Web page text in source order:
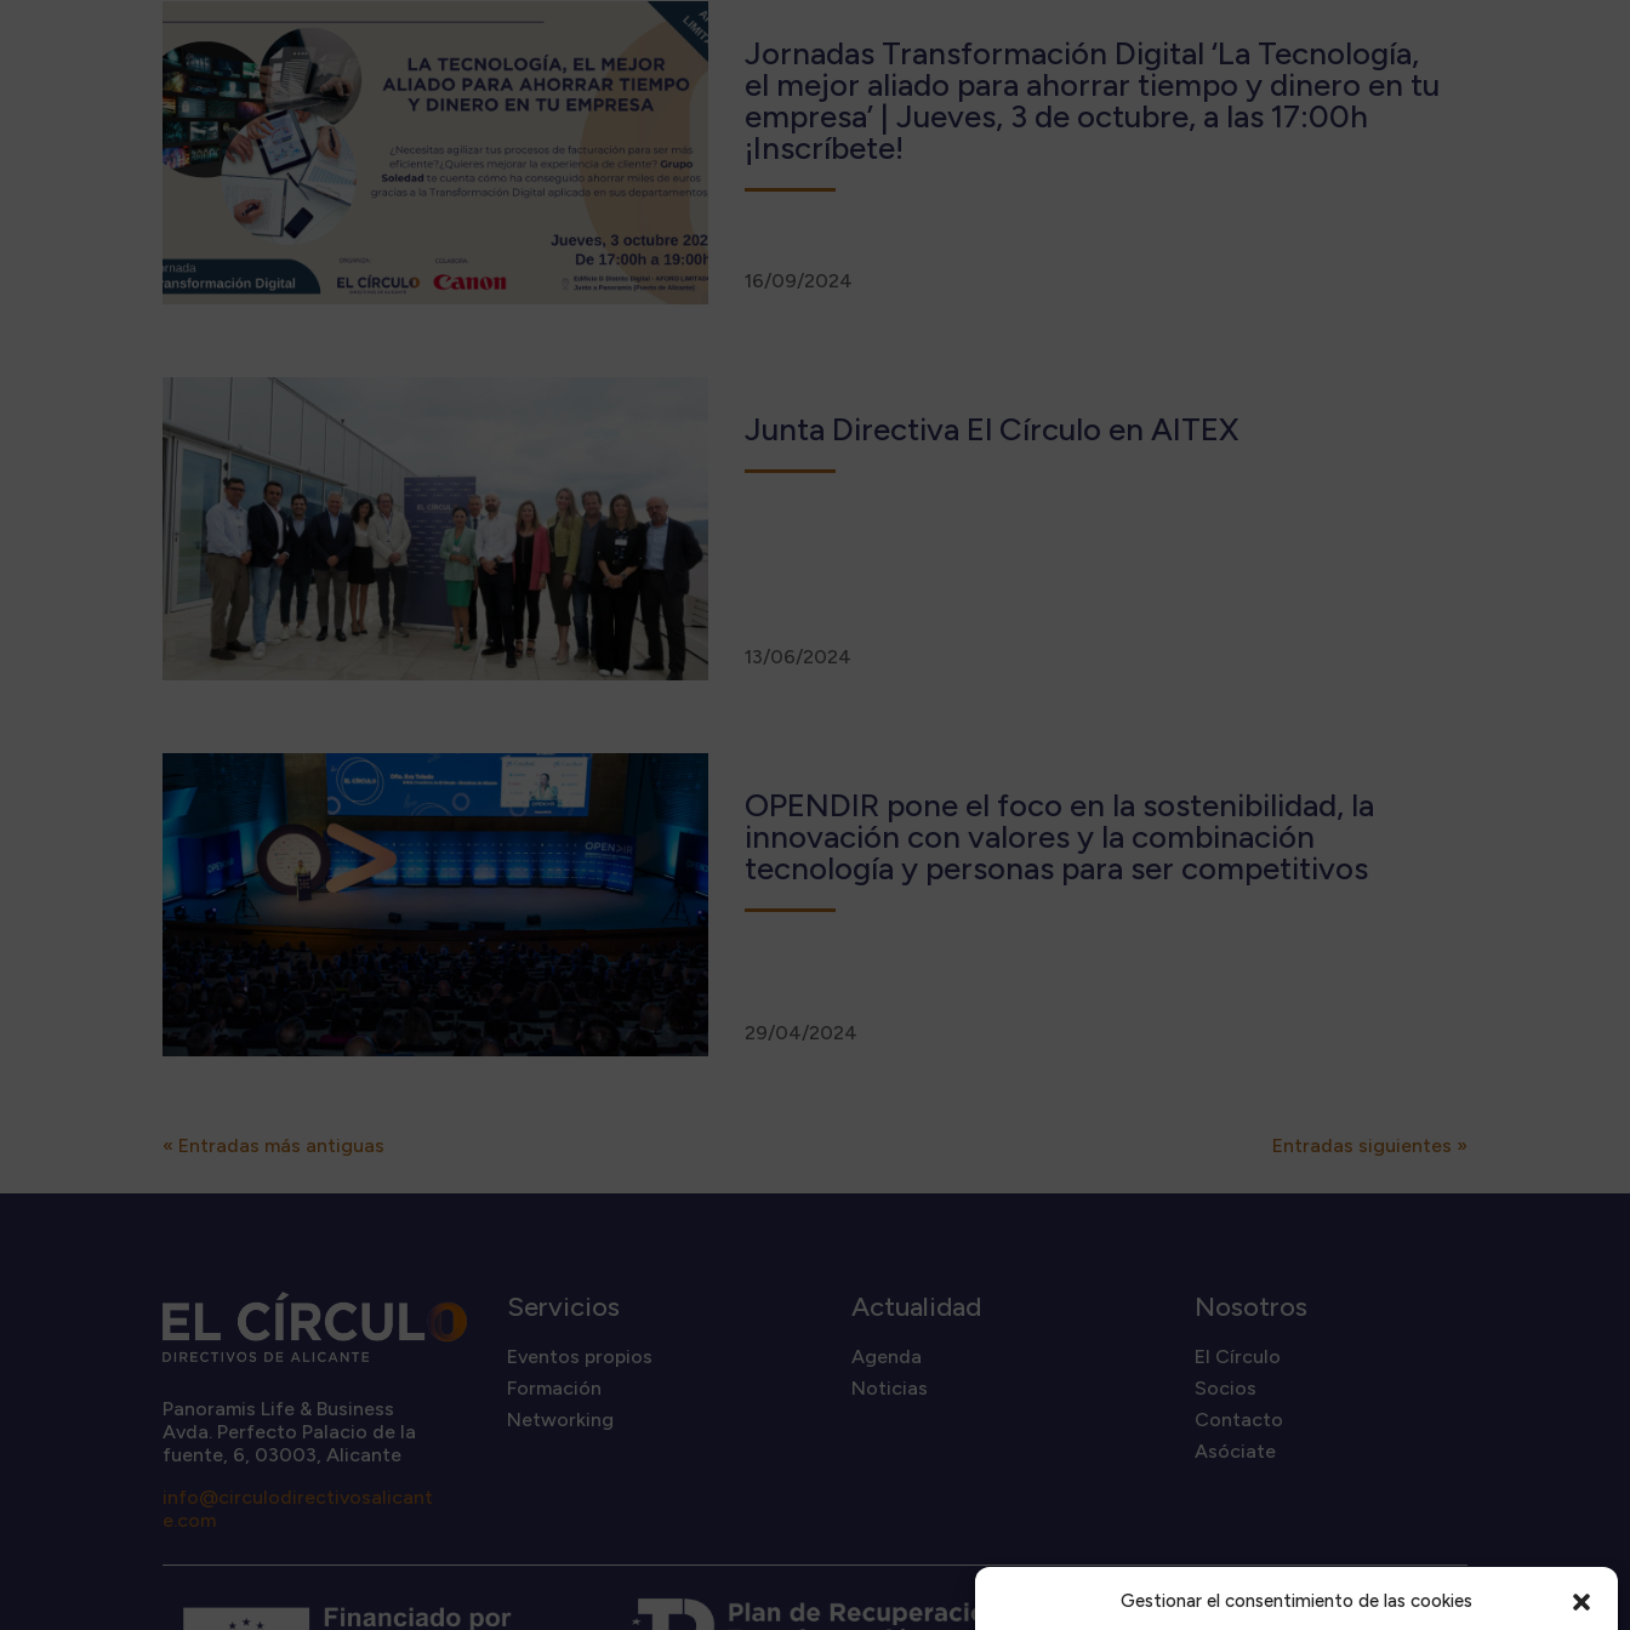
Gestionar el consentimiento de las cookies
Jornadas Transformación Digital ‘La Tecnología,
el mejor aliado para ahorrar tiempo y dinero en tu
empresa’ | Jueves, 3 de octubre, a las 17:00h
¡Inscríbete!
16/09/2024
Junta Directiva El Círculo en AITEX
13/06/2024
OPENDIR pone el foco en la sostenibilidad, la
innovación con valores y la combinación
tecnología y personas para ser competitivos
29/04/2024
« Entradas más antiguas Entradas siguientes »
Panoramis Life & Business
Avda. Perfecto Palacio de la
fuente, 6, 03003, Alicante
info@circulodirectivosalicant
e.com
Servicios
Eventos propios
Formación
Networking
Actualidad
Agenda
Noticias
Nosotros
El Círculo
Socios
Contacto
Asóciate
Proyecto financiado por la